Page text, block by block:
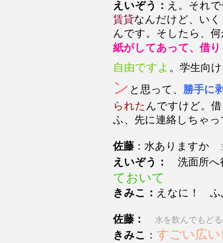
えいぞう： え。それ
賃貸なんだけど、い
んです。そしたら、
紙がしてあって、借
自由ですよ 。学生向
ン と思って、 勝手に
られた んですけど。
ふ、先に連絡しちゃっ
佐藤 ：水ありますか
えいぞう： 洗面所
ておいて
きみこ： えなに！ ふ
佐藤： 水を飲んでもど
きみこ ： すごい広